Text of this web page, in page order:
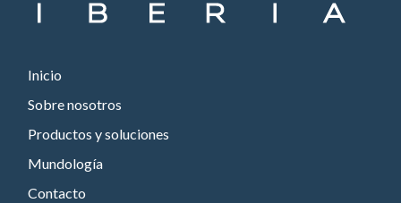
Inicio
Sobre nosotros
Productos y soluciones
Mundología
Contacto